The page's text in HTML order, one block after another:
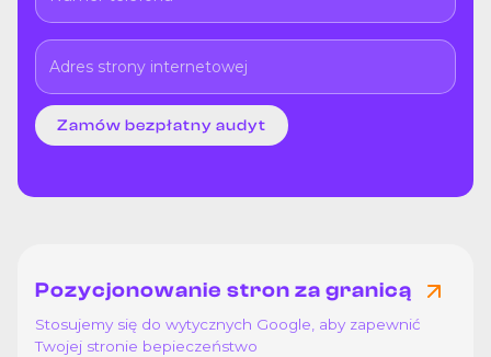
Pozycjonowanie stron za granicą
Stosujemy się do wytycznych Google, aby zapewnić
Twojej stronie bepieczeństwo